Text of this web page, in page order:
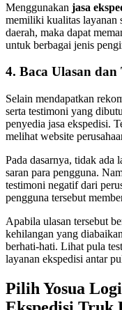
Menggunakan jasa
memiliki kualitas layanan
daerah, maka dapat
untuk berbagai jenis
4. Baca Ulasan dan
Selain mendapatkan
serta testimoni yang
penyedia jasa ekspedisi.
melihat website
Pada dasarnya, tidak ada
saran para pengguna.
testimoni negatif dari
pengguna tersebut
Apabila ulasan tersebut
kehilangan yang
berhati-hati. Lihat pula
layanan ekspedisi antar
Pilih Yosua